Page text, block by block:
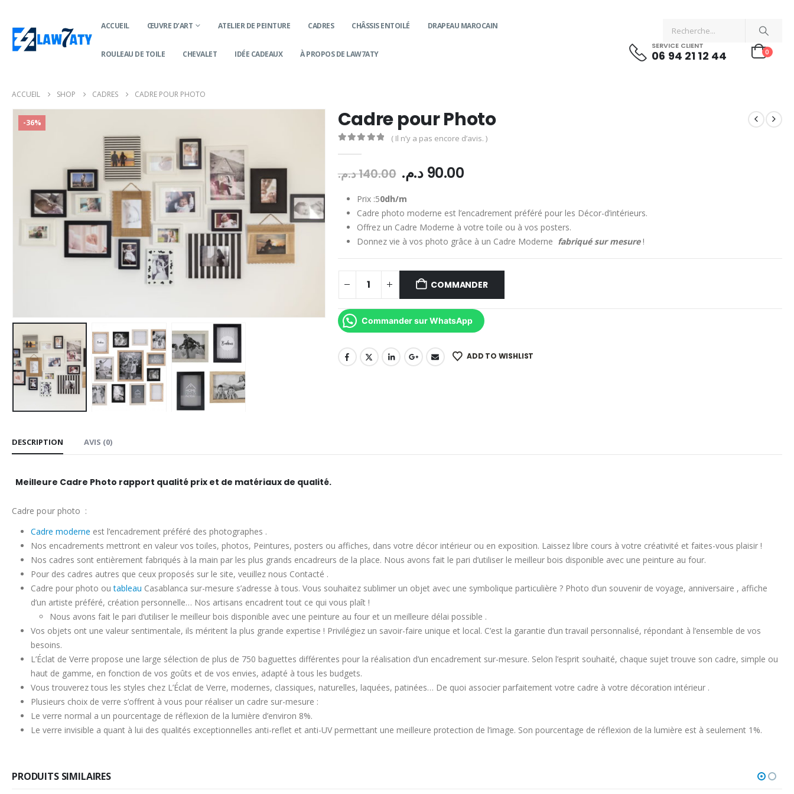
ACCUEIL ŒUVRE D’ART ATELIER DE PEINTURE CADRES CHÂSSIS ENTOILÉ DRAPEAU MAROCAIN
ROULEAU DE TOILE CHEVALET IDÉE CADEAUX À PROPOS DE LAW7ATY
SERVICE CLIENT
06 94 21 12 44 0
ACCUEIL SHOP CADRES CADRE POUR PHOTO
-36% Cadre pour Photo
( Il n’y a pas encore d’avis. )
140.00د.م. Le
prix
initial
était :
140.00 د.م..
90.00 د.م. Le
est :
90.00 د.م..
Prix :50dh/m
Cadre photo moderne est l’encadrement préféré pour les Décor-d’intérieurs.
Offrez un Cadre Moderne à votre toile ou à vos posters.
Donnez vie à vos photo grâce à un Cadre Moderne fabriqué sur mesure!
COMMANDER
Commander sur WhatsApp
ADD TO WISHLIST
DESCRIPTION AVIS (0)
Meilleure Cadre Photo rapport qualité prix et de matériaux de qualité.
Cadre pour photo :
Cadre moderne est l’encadrement préféré des photographes .
Nos encadrements mettront en valeur vos toiles, photos, Peintures, posters ou affiches, dans votre décor intérieur ou en exposition. Laissez libre cours à votre créativité et faites-vous plaisir !
Nos cadres sont entièrement fabriqués à la main par les plus grands encadreurs de la place. Nous avons fait le pari d’utiliser le meilleur bois disponible avec une peinture au four.
Pour des cadres autres que ceux proposés sur le site, veuillez nous Contacté .
Cadre pour photo outableau Casablanca sur-mesure s’adresse à tous. Vous souhaitez sublimer un objet avec une symbolique particulière ? Photo d’un souvenir de voyage, anniversaire , affiche
d’un artiste préféré, création personnelle… Nos artisans encadrent tout ce qui vous plaît !
Nous avons fait le pari d’utiliser le meilleur bois disponible avec une peinture au four et un meilleure délai possible .
Vos objets ont une valeur sentimentale, ils méritent la plus grande expertise ! Privilégiez un savoir-faire unique et local. C’est la garantie d’un travail personnalisé, répondant à l’ensemble de vos
besoins.
L’Éclat de Verre propose une large sélection de plus de 750 baguettes différentes pour la réalisation d’un encadrement sur-mesure. Selon l’esprit souhaité, chaque sujet trouve son cadre, simple ou
haut de gamme, en fonction de vos goûts et de vos envies, adapté à tous les budgets.
Vous trouverez tous les styles chez L’Éclat de Verre, modernes, classiques, naturelles, laquées, patinées… De quoi associer parfaitement votre cadre à votre décoration intérieur .
Plusieurs choix de verre s’offrent à vous pour réaliser un cadre sur-mesure :
Le verre normal a un pourcentage de réflexion de la lumière d’environ 8%.
Le verre invisible a quant à lui des qualités exceptionnelles anti-reflet et anti-UV permettant une meilleure protection de l’image. Son pourcentage de réflexion de la lumière est à seulement 1%.
PRODUITS SIMILAIRES